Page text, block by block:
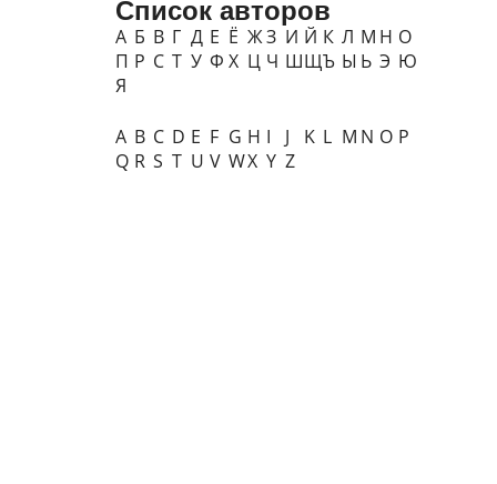
Список авторов
А Б В Г Д Е Ё ЖЗ И Й К Л М Н О
П Р С Т У Ф Х Ц Ч ШЩЪ Ы Ь Э Ю
Я
A B C D E F G H I J K L M N O P
Q R S T U V WX Y Z